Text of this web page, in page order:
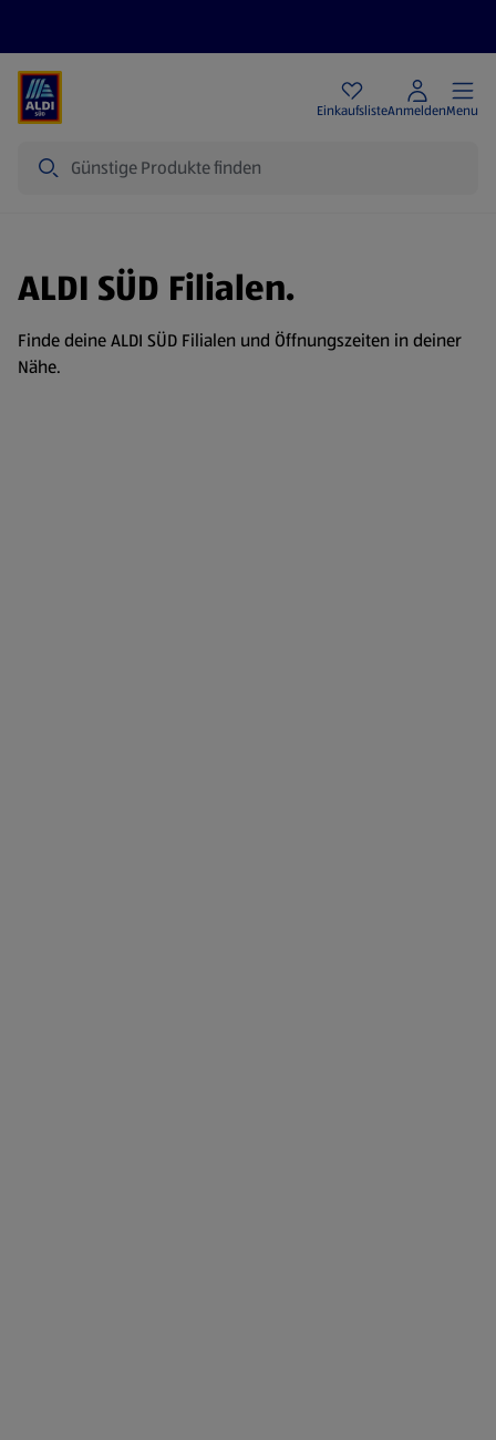
EinkaufslisteAnmeldenMenu
ALDI SÜD Filialen.
Finde deine ALDI SÜD Filialen und Öffnungszeiten in deiner
Nähe.